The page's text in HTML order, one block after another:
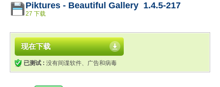
Piktures - Beautiful Gallery 1.4.5-217
27 下载
现在下载
已测试 : 没有间谍软件、广告和病毒